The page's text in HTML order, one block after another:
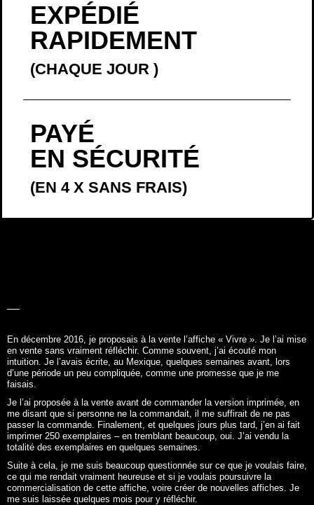
EXPÉDIÉ
RAPIDEMENT
(CHAQUE JOUR )
PAYÉ
EN SÉCURITÉ
(EN 4 X SANS FRAIS)
En décembre 2016, je proposais à la vente l’affiche « Vivre ». Je l’ai mise
en vente sans vraiment réfléchir. Comme souvent, j’ai écouté mon
intuition. Je l’avais écrite, au Mexique, quelques semaines avant, lors
d’une période un peu compliquée, comme une promesse que je me
faisais.
Je l’ai proposée à la vente avant de commander la version imprimée, en
me disant que si personne ne la commandait, il me suffirait de ne pas
passer la commande. Finalement, et quelques jours plus tard, j’en ai fait
imprimer 250 exemplaires – en tremblant beaucoup, oui. J’ai vendu la
totalité des exemplaires en quelques semaines.
Suite à cela, je me suis beaucoup questionnée sur ce que je voulais faire,
ce qui me rendait vraiment heureuse et si je voulais poursuivre la
commercialisation de cette affiche, voire créer de nouvelles affiches. Je
me suis laissée quelques mois pour y réfléchir.